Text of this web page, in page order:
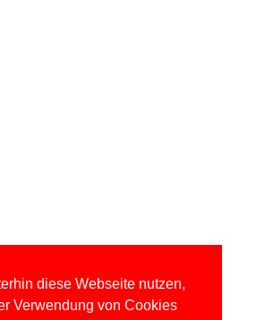
diese Webseite nutzen,
Verwendung von Cookies